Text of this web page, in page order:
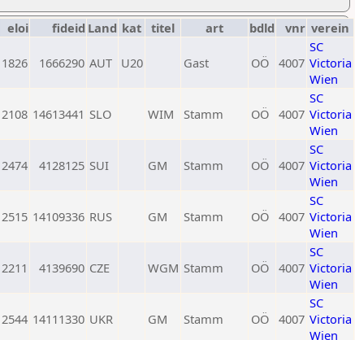
eloi fideid Land kat titel art bdld vnr verein
1826 1666290 AUT U20 Gast OÖ 4007
SC
Victoria
Wien
2108 14613441 SLO WIM Stamm OÖ 4007
SC
Victoria
Wien
2474 4128125 SUI GM Stamm OÖ 4007
SC
Victoria
Wien
2515 14109336 RUS GM Stamm OÖ 4007
SC
Victoria
Wien
2211 4139690 CZE WGM Stamm OÖ 4007
SC
Victoria
Wien
2544 14111330 UKR GM Stamm OÖ 4007
SC
Victoria
Wien